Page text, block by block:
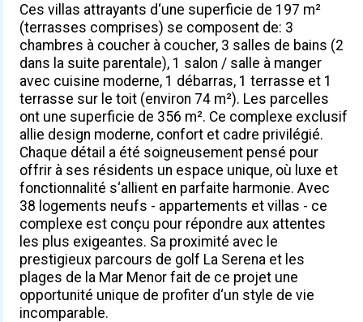
Ces villas attrayants d‘une superficie de 197 m²
(terrasses comprises) se composent de: 3
chambres à coucher à coucher, 3 salles de bains (2
dans la suite parentale), 1 salon / salle à manger
avec cuisine moderne, 1 débarras, 1 terrasse et 1
terrasse sur le toit (environ 74 m²). Les parcelles
ont une superficie de 356 m². Ce complexe exclusif
allie design moderne, confort et cadre privilégié.
Chaque détail a été soigneusement pensé pour
offrir à ses résidents un espace unique, où luxe et
fonctionnalité s‘allient en parfaite harmonie. Avec
38 logements neufs - appartements et villas - ce
complexe est conçu pour répondre aux attentes
les plus exigeantes. Sa proximité avec le
prestigieux parcours de golf La Serena et les
plages de la Mar Menor fait de ce projet une
opportunité unique de profiter d‘un style de vie
incomparable.